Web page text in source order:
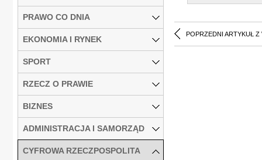
POPRZEDNI ARTYKUŁ Z
PRAWO CO DNIA
EKONOMIA I RYNEK
SPORT
RZECZ O PRAWIE
BIZNES
ADMINISTRACJA I SAMORZĄD
CYFROWA RZECZPOSPOLITA